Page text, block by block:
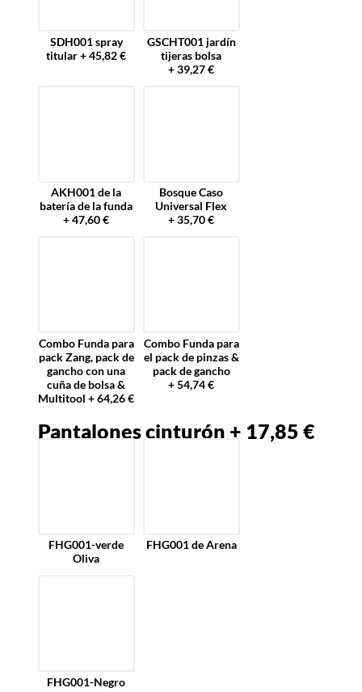
SDH001 spray
titular + 45,82 €
GSCHT001 jardín
tijeras bolsa
+ 39,27 €
AKH001 de la
batería de la funda
+ 47,60 €
Bosque Caso
Universal Flex
+ 35,70 €
Combo Funda para
pack Zang, pack de
gancho con una
cuña de bolsa &
Multitool + 64,26 €
Combo Funda para
el pack de pinzas &
pack de gancho
+ 54,74 €
Pantalones cinturón + 17,85 €
FHG001-verde
Oliva
FHG001 de Arena
FHG001-Negro